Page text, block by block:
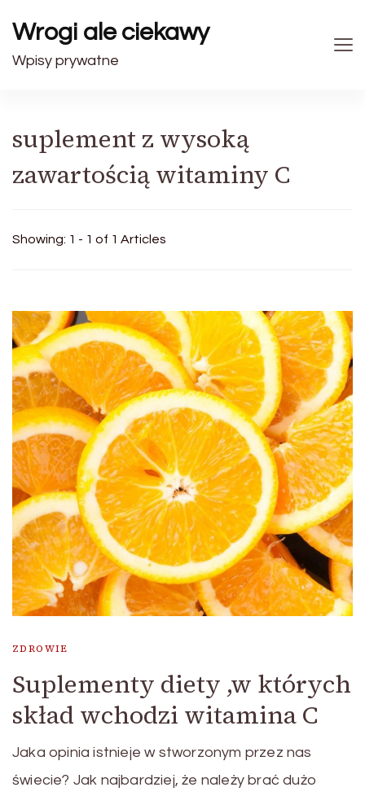
Wrogi ale ciekawy
Wpisy prywatne
suplement z wysoką
zawartością witaminy C
Showing: 1 - 1 of 1 Articles
ZDROWIE
Suplementy diety ,w których
skład wchodzi witamina C
Jaka opinia istnieje w stworzonym przez nas
świecie? Jak najbardziej, że należy brać dużo